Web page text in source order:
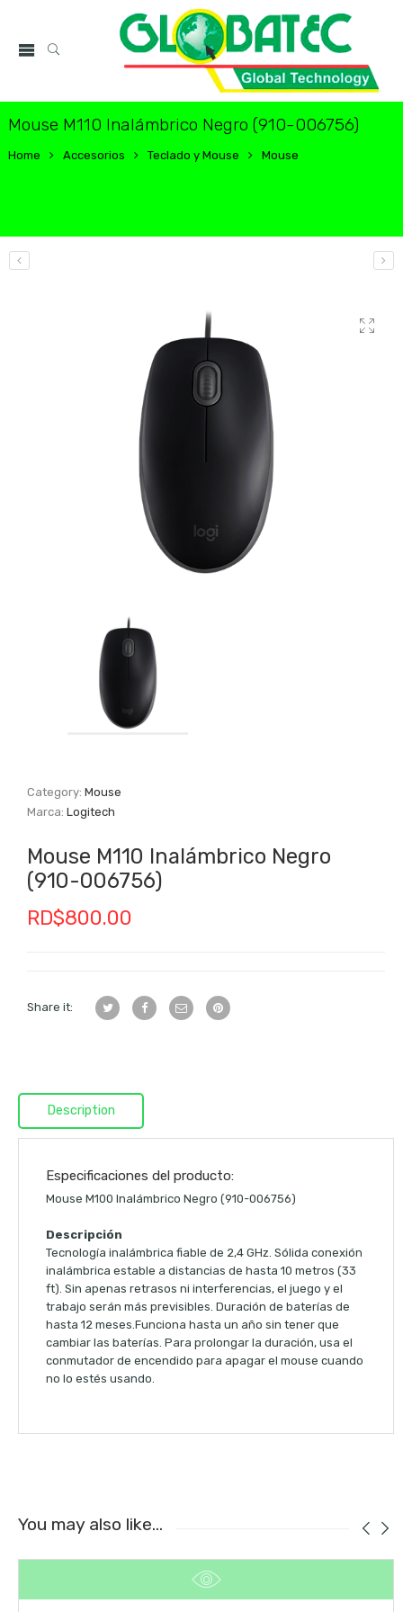
Mouse M110 Inalámbrico Negro (910-006756)
Home Accesorios Teclado y Mouse Mouse
Category:Mouse
Marca:Logitech
Mouse M110 Inalámbrico Negro
(910-006756)
RD$800.00
Share it:
Description
Especificaciones del producto:
Mouse M100 Inalámbrico Negro (910-006756)
Descripción
Tecnología inalámbrica fiable de 2,4 GHz. Sólida conexión
inalámbrica estable a distancias de hasta 10 metros (33
ft). Sin apenas retrasos ni interferencias, el juego y el
trabajo serán más previsibles. Duración de baterías de
hasta 12 meses.Funciona hasta un año sin tener que
cambiar las baterías. Para prolongar la duración, usa el
conmutador de encendido para apagar el mouse cuando
no lo estés usando.
You may also like…